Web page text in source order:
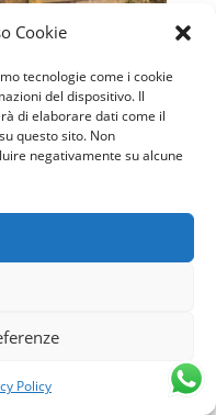
Cookie
tecnologie come i cookie
del dispositivo. Il
di elaborare dati come il
questo sito. Non
negativamente su alcune
Policy
Trasimeno.
tanti teneri
le vacanze in